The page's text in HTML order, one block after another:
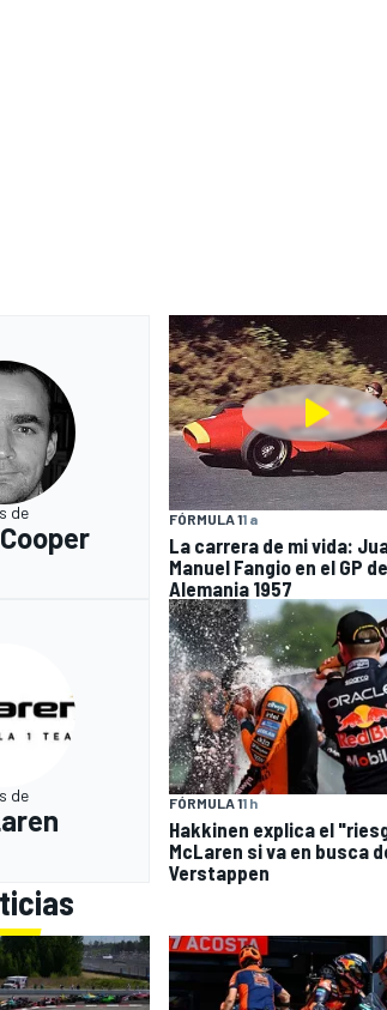
de FÓRMULA 11 a
La carrera de mi vida:
Manuel Fangio en el GP de
Alemania 1957
de FÓRMULA 11 h
Hakkinen explica el
McLaren si va en busca
Verstappen